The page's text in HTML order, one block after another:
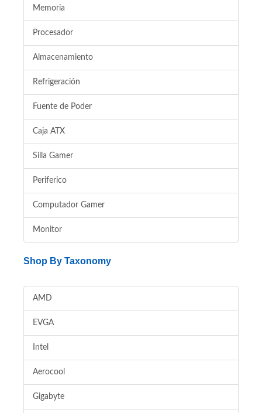
Memoria
Procesador
Almacenamiento
Refrigeración
Fuente de Poder
Caja ATX
Silla Gamer
Periferico
Computador Gamer
Monitor
Shop By Taxonomy
AMD
EVGA
Intel
Aerocool
Gigabyte